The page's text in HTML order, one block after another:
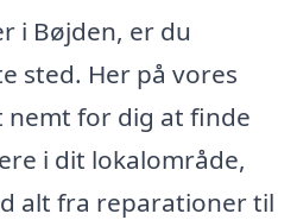
i Bøjden, er du
sted. Her på vores
for dig at finde
i dit lokalområde,
alt fra reparationer til